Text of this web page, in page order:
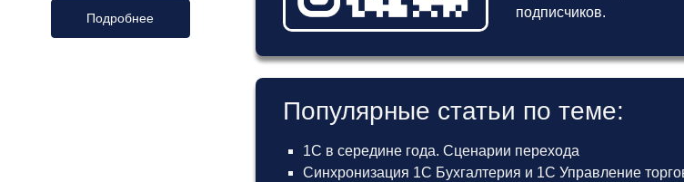
Подробнее
подписчиков.
Популярные статьи по теме:
1С в середине года. Сценарии перехода
Синхронизация 1С Бухгалтерия и 1С Управление